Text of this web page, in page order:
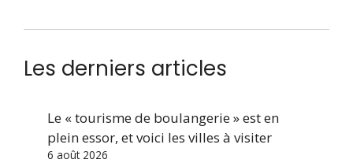
Les derniers articles
Le « tourisme de boulangerie » est en
plein essor, et voici les villes à visiter
6 août 2026